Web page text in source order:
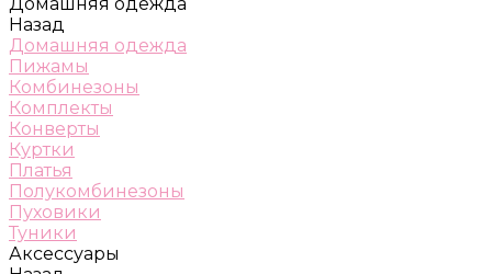
Назад
Домашняя одежда
Пижамы
Комбинезоны
Комплекты
Конверты
Куртки
Платья
Полукомбинезоны
Пуховики
Туники
Аксессуары